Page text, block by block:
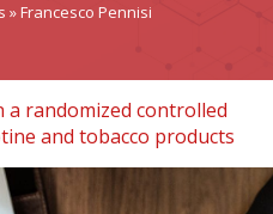
»Francesco Pennisi
a randomized controlled
and tobacco products